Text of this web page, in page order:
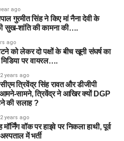
ago
गुरमीत सिंह ने किए मां नैना देवी के
सुख-शांति की कामना की….
ago
को लेकर दो पक्षों के बीच खूनी संघर्ष का
पर वायरल….
2 years ago
त्रिवेंद्र सिंह रावत और डीजीपी
सामने, त्रिवेंद्र ने आखिर क्यों DGP
की सलाह ?
2 years ago
वॉक पर हाइवे पर निकला हाथी, पूर्व
में भर्ती